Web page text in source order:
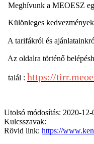
Meghívunk a MEOESZ
Különleges
A tarifákról és
Az oldalra történő
talál : https://
Utolsó módosítás: 2020-
Kulcsszavak:
Rövid link: https://